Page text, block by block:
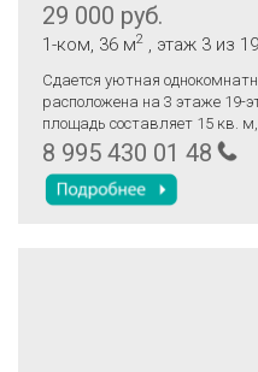
29 000 руб.
1-ком, 36 м2 , этаж 3 из 19
Сдается уютная
расположена на 3 этаже 19-
площадь составляет 15 кв.
разместиться и
улицу, обеспечивая хорошее
на 2 раза. Желательно без
140*200. Всё
8 995 430 01 48